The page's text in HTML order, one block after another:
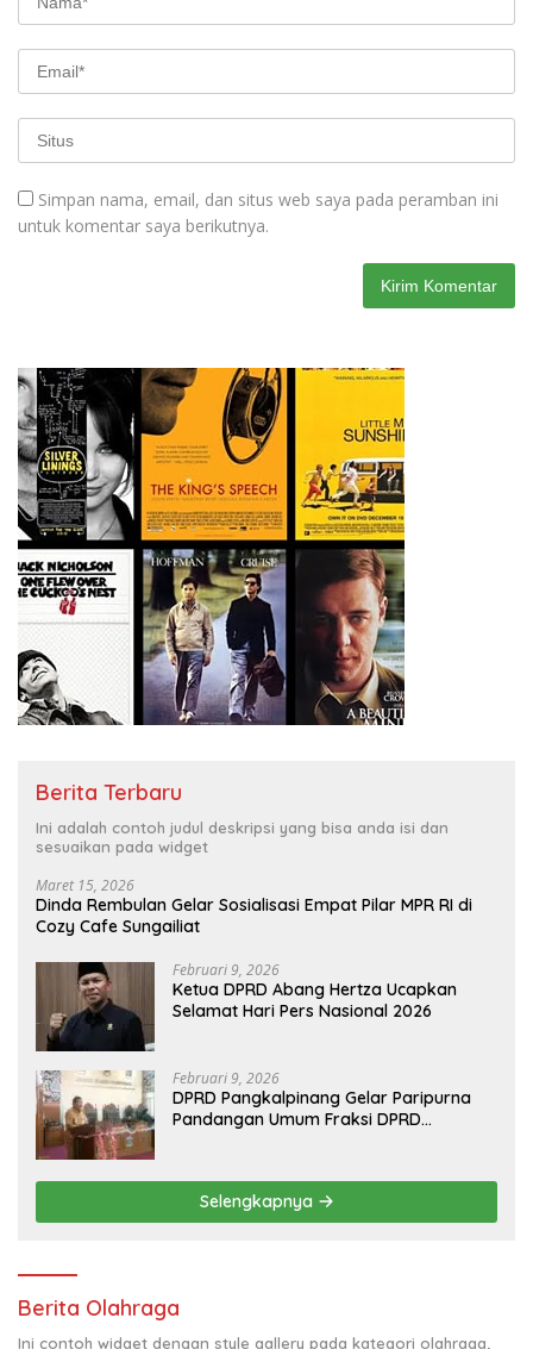
Simpan nama, email, dan situs web saya pada peramban ini
untuk komentar saya berikutnya.
Berita Terbaru
Ini adalah contoh judul deskripsi yang bisa anda isi dan
sesuaikan pada widget
Maret 15, 2026
Dinda Rembulan Gelar Sosialisasi Empat Pilar MPR RI di
Cozy Cafe Sungailiat
Februari 9, 2026
Ketua DPRD Abang Hertza Ucapkan
Selamat Hari Pers Nasional 2026
Februari 9, 2026
DPRD Pangkalpinang Gelar Paripurna
Pandangan Umum Fraksi DPRD
Selengkapnya
Berita Olahraga
Ini contoh widget dengan style gallery pada kategori olahraga,